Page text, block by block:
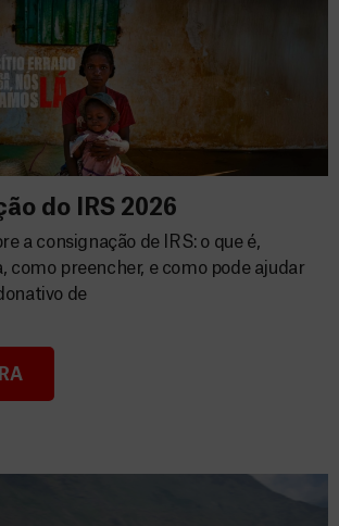
do IRS 2026
do IRS 2026
a consignação de IRS: o que é,
como preencher, e como pode ajudar
de